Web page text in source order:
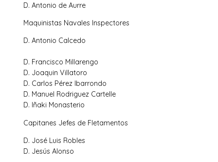
D. Antonio de Aurre
Maquinistas Navales Inspectores
D. Antonio Calcedo
D. Francisco Millarengo
D. Joaquin Villatoro
D. Carlos Pérez Ibarrondo
D. Manuel Rodriguez Cartelle
D. Iñaki Monasterio
Capitanes Jefes de Fletamentos
D. José Luis Robles
D. Jesús Alonso